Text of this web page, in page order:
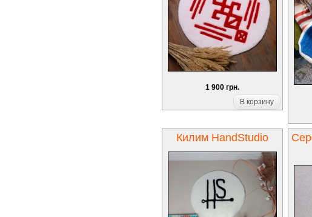
1 900 грн.
В корзину
Килим HandStudio